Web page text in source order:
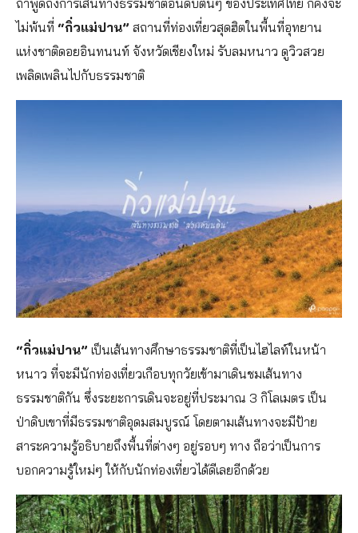
ถ้าพูดถึงการเส้นทางธรรมชาติอันดับต้นๆ ของประเทศไทย ก็คงจะ
ไม่พ้นที่ “กิ่วแม่ปาน” สถานที่ท่องเที่ยวสุดฮิตในพื้นที่อุทยาน
แห่งชาติดอยอินทนนท์ จังหวัดเชียงใหม่ รับลมหนาว ดูวิวสวย
เพลิดเพลินไปกับธรรมชาติ
“กิ่วแม่ปาน” เป็นเส้นทางศึกษาธรรมชาติที่เป็นไฮไลท์ในหน้า
หนาว ที่จะมีนักท่องเที่ยวเกือบทุกวัยเข้ามาเดินชมเส้นทาง
ธรรมชาติกัน ซึ่งระยะการเดินจะอยู่ที่ประมาณ 3 กิโลเมตร เป็น
ป่าดิบเขาที่มีธรรมชาติอุดมสมบูรณ์ โดยตามเส้นทางจะมีป้าย
สาระความรู้อธิบายถึงพื้นที่ต่างๆ อยู่รอบๆ ทาง ถือว่าเป็นการ
บอกความรู้ใหม่ๆ ให้กับนักท่องเที่ยวได้ดีเลยอีกด้วย